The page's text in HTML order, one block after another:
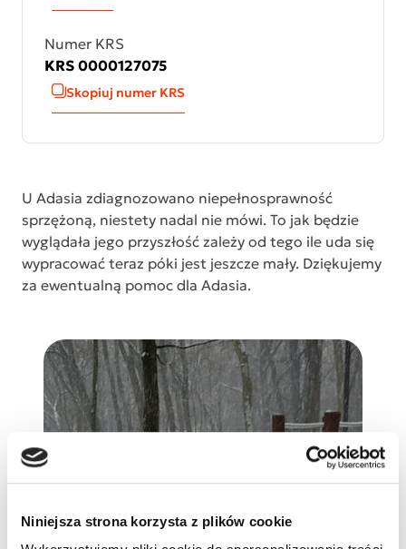
Niniejsza strona korzysta z plików cookie
Numer KRS
KRS 0000127075
Skopiuj numer KRS
U Adasia zdiagnozowano niepełnosprawność
sprzężoną, niestety nadal nie mówi. To jak będzie
wyglądała jego przyszłość zależy od tego ile uda się
wypracować teraz póki jest jeszcze mały. Dziękujemy
za ewentualną pomoc dla Adasia.